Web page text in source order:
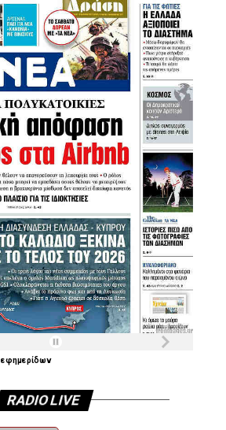
εφημερίδων
RADIO LIVE